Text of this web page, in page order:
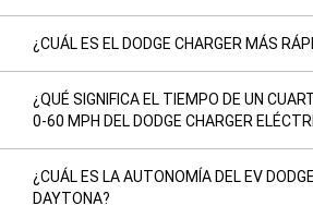
¿CUÁL ES EL DODGE CHARGER MÁS
¿QUÉ SIGNIFICA EL TIEMPO DE UN
0-60 MPH DEL DODGE CHARGER
¿CUÁL ES LA AUTONOMÍA DEL EV
DAYTONA?